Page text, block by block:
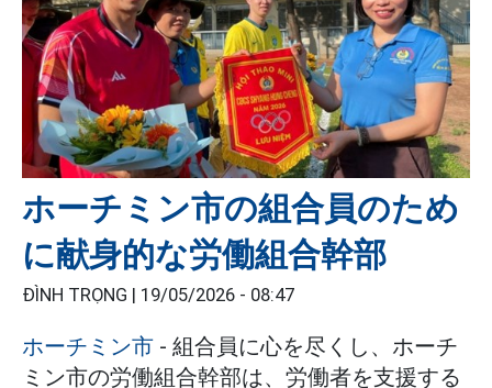
ホーチミン市の組合員のため
に献身的な労働組合幹部
ĐÌNH TRỌNG | 19/05/2026 - 08:47
ホーチミン市 - 組合員に心を尽くし、ホーチ
ミン市の労働組合幹部は、労働者を支援する